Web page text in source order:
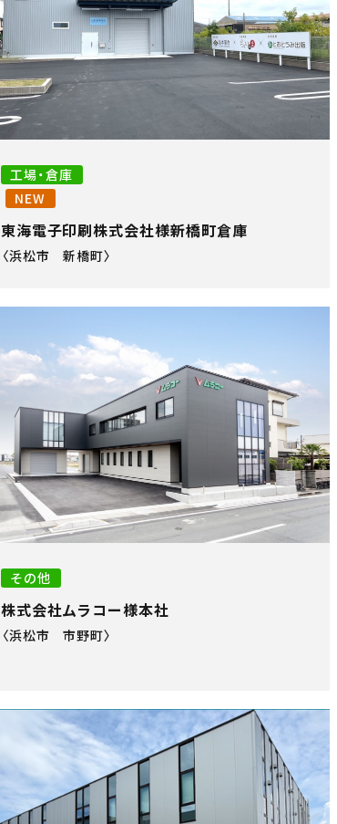
工場・倉庫
NEW
東海電子印刷株式会社様新橋町倉庫
〈浜松市 新橋町〉
その他
株式会社ムラコー様本社
〈浜松市 市野町〉